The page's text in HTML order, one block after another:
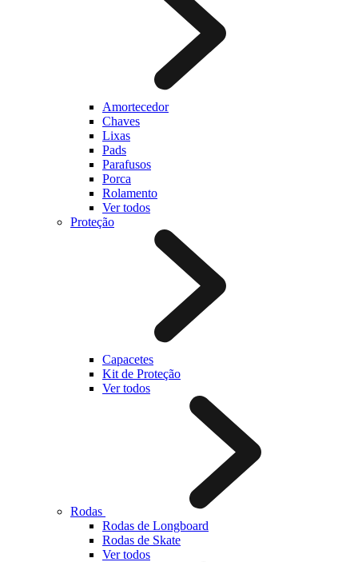
Amortecedor
Chaves
Lixas
Pads
Parafusos
Porca
Rolamento
Ver todos
Proteção
Capacetes
Kit de Proteção
Ver todos
Rodas
Rodas de Longboard
Rodas de Skate
Ver todos